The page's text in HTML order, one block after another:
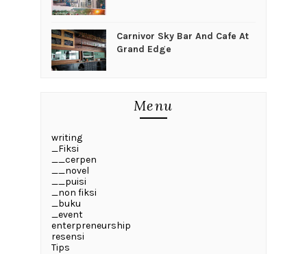
Carnivor Sky Bar And Cafe At
Grand Edge
Menu
writing
_Fiksi
__cerpen
__novel
__puisi
_non fiksi
_buku
_event
enterpreneurship
resensi
Tips